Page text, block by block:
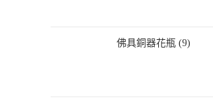
佛具銅器花瓶 (9)